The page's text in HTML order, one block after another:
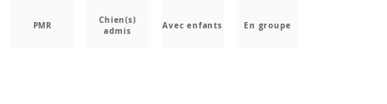
PMR
Chien(s)
admis
Avec enfants En groupe